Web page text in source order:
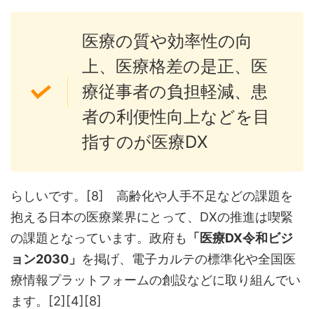
医療の質や効率性の向
上、医療格差の是正、医
療従事者の負担軽減、患
者の利便性向上などを目
指すのが医療DX
らしいです。[8] 高齢化や人手不足などの課題を
抱える日本の医療業界にとって、DXの推進は喫緊
の課題となっています。政府も
「医療DX令和ビジ
ョン2030」 を掲げ、電子カルテの標準化や全国医
療情報プラットフォームの創設などに取り組んでい
ます。[2][4][8]